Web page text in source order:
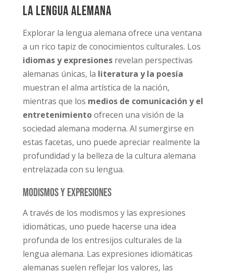
la lengua alemana
Explorar la lengua alemana ofrece una ventana
a un rico tapiz de conocimientos culturales. Los
idiomas y expresionesrevelan perspectivas
alemanas únicas, la literatura y la poesía
muestran el alma artística de la nación,
mientras que los medios de comunicación y el
entretenimientoofrecen una visión de la
sociedad alemana moderna. Al sumergirse en
estas facetas, uno puede apreciar realmente la
profundidad y la belleza de la cultura alemana
entrelazada con su lengua.
Modismos y expresiones
A través de los modismos y las expresiones
idiomáticas, uno puede hacerse una idea
profunda de los entresijos culturales de la
lengua alemana. Las expresiones idiomáticas
alemanas suelen reflejar los valores, las